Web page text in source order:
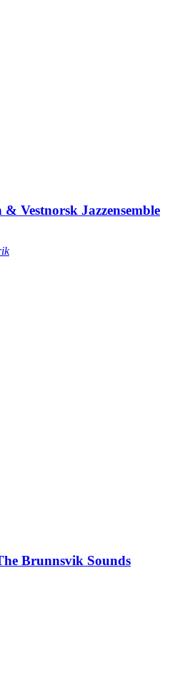
Vestnorsk Jazzensemble
Brunnsvik Sounds